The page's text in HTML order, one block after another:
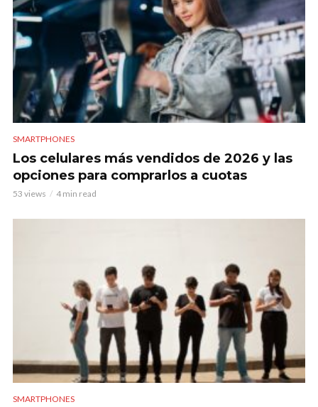
SMARTPHONES
Los celulares más vendidos de 2026 y las
opciones para comprarlos a cuotas
53 views 4 min read
SMARTPHONES